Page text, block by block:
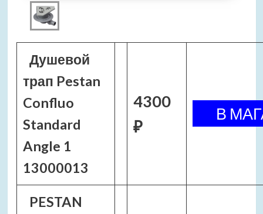
Душевой
трап Pestan
Confluo
Standard
Angle 1
13000013
4300
₽
PESTAN